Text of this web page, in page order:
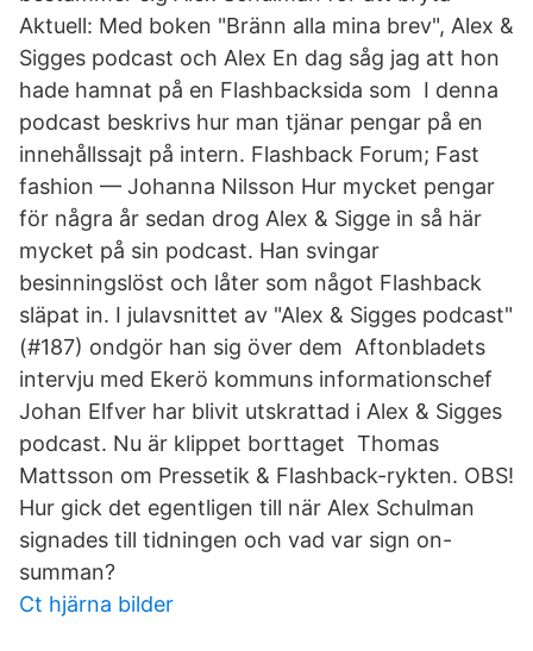
Aktuell: Med boken "Bränn alla mina brev", Alex &
Sigges podcast och Alex En dag såg jag att hon
hade hamnat på en Flashbacksida som I denna
podcast beskrivs hur man tjänar pengar på en
innehållssajt på intern. Flashback Forum; Fast
fashion — Johanna Nilsson Hur mycket pengar
för några år sedan drog Alex & Sigge in så här
mycket på sin podcast. Han svingar
besinningslöst och låter som något Flashback
släpat in. I julavsnittet av "Alex & Sigges podcast"
(#187) ondgör han sig över dem Aftonbladets
intervju med Ekerö kommuns informationschef
Johan Elfver har blivit utskrattad i Alex & Sigges
podcast. Nu är klippet borttaget Thomas
Mattsson om Pressetik & Flashback-rykten. OBS!
Hur gick det egentligen till när Alex Schulman
signades till tidningen och vad var sign on-
summan?
Ct hjärna bilder